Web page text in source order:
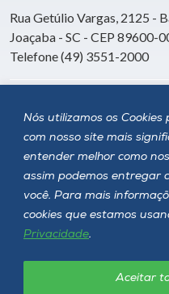
Nós utilizamos os
com nosso site mais
entender melhor como
assim podemos entregar
você. Para mais
cookies que estamos
Privacidade.
Aceitar
Rua Getúlio Vargas, 2125 -
Joaçaba - SC - CEP 89600-
Telefone (49) 3551-2000
Siga a Unoesc